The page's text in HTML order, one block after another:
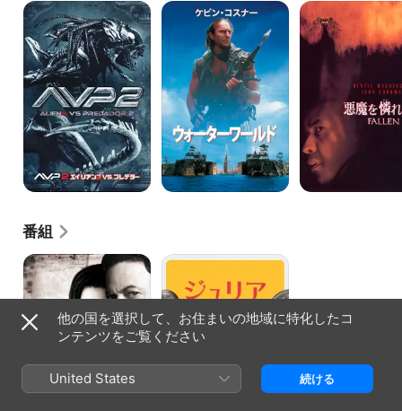
AVP2
エ
イ
リ
ア
ン
VS.
プ
レ
デ
タ
ー
ウ
ワ
ー
ド
悪
魔
を
番組
CSI：
ニ
ュ
ヨ
ー
ジ
リ
-
ア
メ
リ
の
他の国を選択して、お住まいの地域に特化したコ
ンテンツをご覧ください
United States 続ける